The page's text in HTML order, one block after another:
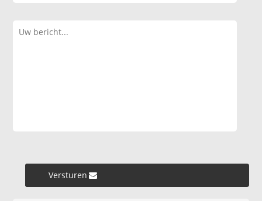
Versturen »